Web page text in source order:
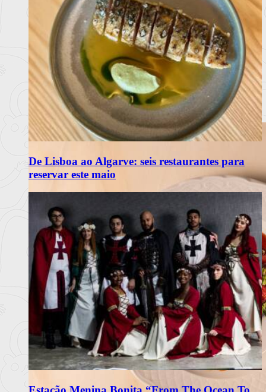
De Lisboa ao Algarve: seis restaurantes para
reservar este maio